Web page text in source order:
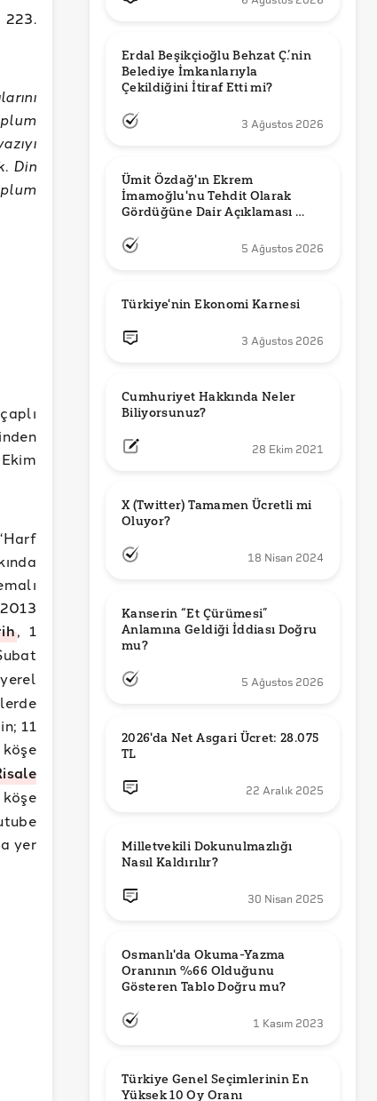
Din
, 1
11
yer
Erdal Beşikçioğlu Behzat Ç.’nin
Belediye İmkanlarıyla
3 Ağustos 2026
Ümit Özdağ'ın Ekrem
İmamoğlu'nu Tehdit Olarak
Gördüğüne Dair Açıklaması
5 Ağustos 2026
Türkiye'nin Ekonomi Karnesi
3 Ağustos 2026
Cumhuriyet Hakkında Neler
Biliyorsunuz?
28 Ekim 2021
X (Twitter) Tamamen Ücretli mi
Oluyor?
18 Nisan 2024
Kanserin “Et Çürümesi”
Anlamına Geldiği İddiası Doğru
mu?
5 Ağustos 2026
2026'da Net Asgari Ücret: 28.075
TL
22 Aralık 2025
Milletvekili Dokunulmazlığı
Nasıl Kaldırılır?
30 Nisan 2025
Osmanlı'da Okuma-Yazma
Oranının %66 Olduğunu
Gösteren Tablo Doğru mu?
1 Kasım 2023
Türkiye Genel Seçimlerinin En
Yüksek 10 Oy Oranı